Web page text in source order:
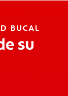
BUCAL
su